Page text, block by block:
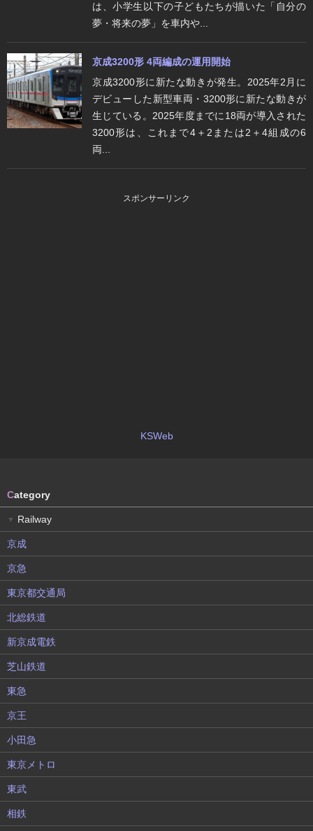
は、小学生以下の子どもたちが描いた「自分の
夢・将来の夢」を車内や...
京成3200形 4両編成の運用開始
京成3200形に新たな動きが発生。2025年2月に
デビューした新型車両・3200形に新たな動きが
生じている。2025年度までに18両が導入された
3200形は、これまで4＋2または2＋4組成の6
両...
スポンサーリンク
KSWeb
Category
▼ Railway
京成
京急
東京都交通局
北総鉄道
新京成電鉄
芝山鉄道
東急
京王
小田急
東京メトロ
東武
相鉄